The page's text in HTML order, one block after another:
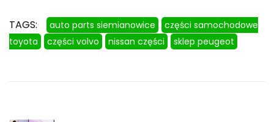
TAGS: auto parts siemianowice
części samochodowe
toyota
części volvo nissan części sklep peugeot